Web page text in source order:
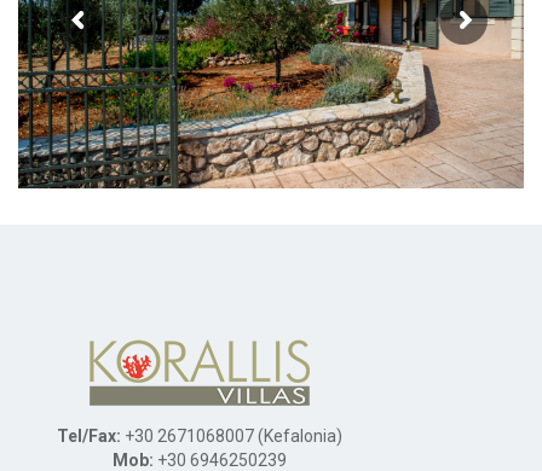
Tel/Fax: +30 2671068007 (Kefalonia)
Mob: +30 6946250239